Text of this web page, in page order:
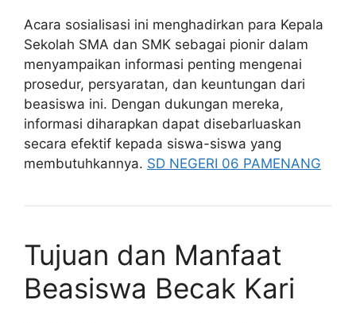
Acara sosialisasi ini menghadirkan para Kepala
Sekolah SMA dan SMK sebagai pionir dalam
menyampaikan informasi penting mengenai
prosedur, persyaratan, dan keuntungan dari
beasiswa ini. Dengan dukungan mereka,
informasi diharapkan dapat disebarluaskan
secara efektif kepada siswa-siswa yang
membutuhkannya. SD NEGERI 06 PAMENANG
Tujuan dan Manfaat
Beasiswa Becak Kari